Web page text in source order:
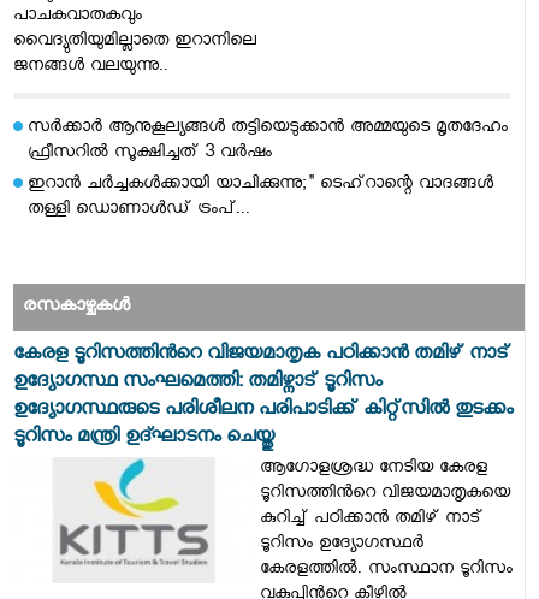
പാചകവാതകവും
വൈദ്യുതിയുമില്ലാതെ ഇറാനിലെ
ജനങ്ങള്‍ വലയുന്നു..
സര്‍ക്കാര്‍ ആനുകൂല്യങ്ങള്‍ തട്ടിയെടുക്കാന്‍ അമ്മയുടെ മൃതദേഹം
ഫ്രീസറില്‍ സൂക്ഷിച്ചത് 3 വര്‍ഷം
ഇറാൻ ചർച്ചകൾക്കായി യാചിക്കുന്നു;" ടെഹ്‌റാന്റെ വാദങ്ങൾ
തള്ളി ഡൊണാൾഡ് ട്രംപ്...
രസകാഴ്ചകൾ
കേരള ടൂറിസത്തിന്‍റെ വിജയമാതൃക പഠിക്കാന്‍ തമിഴ് നാട്
ഉദ്യോഗസ്ഥ സംഘമെത്തി: തമിഴ്നാട് ടൂറിസം
ഉദ്യോഗസ്ഥരുടെ പരിശീലന പരിപാടിക്ക് കിറ്റ്സില്‍ തുടക്കം
ടൂറിസം മന്ത്രി ഉദ്ഘാടനം ചെയ്തു
ആഗോളശ്രദ്ധ നേടിയ കേരള
ടൂറിസത്തിന്‍റെ വിജയമാതൃകയെ
കുറിച്ച് പഠിക്കാന്‍ തമിഴ് നാട്
ടൂറിസം ഉദ്യോഗസ്ഥര്‍
കേരളത്തില്‍. സംസ്ഥാന ടൂറിസം